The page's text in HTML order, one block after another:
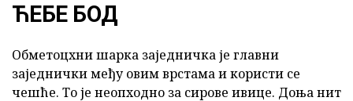
ЋЕБЕ БОД
Обметоцхни шарка заједничка је главни
заједнички међу овим врстама и користи се
чешће. То је неопходно за сирове ивице. Доња нит